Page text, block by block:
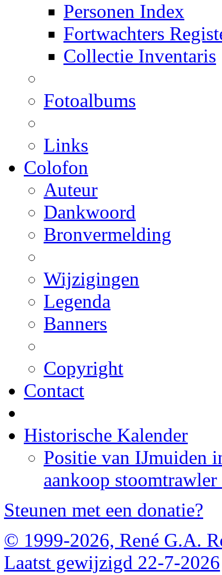
Personen Index
Fortwachters
Collectie Inventaris
Fotoalbums
Links
Colofon
Auteur
Dankwoord
Bronvermelding
Wijzigingen
Legenda
Banners
Copyright
Contact
Historische Kalender
Positie van IJmuiden
aankoop
Steunen met een donatie?
© 1999-2026, René G.A.
Laatst gewijzigd 22-7-2026